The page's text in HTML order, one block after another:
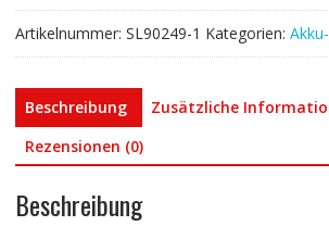
Artikelnummer: SL90249-1 Kategorien:
Beschreibung
Zusätzliche
Rezensionen (0)
Beschreibung